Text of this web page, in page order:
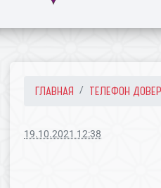
ГЛАВНАЯ ТЕЛЕФОН
19.10.2021 12:38